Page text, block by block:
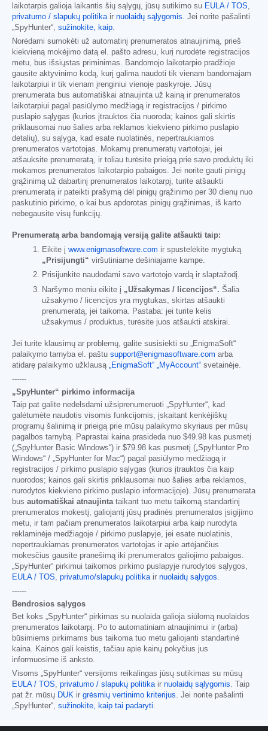
laikotarpis galioja laikantis šių sąlygų, jūsų sutikimo su EULA / TOS,
privatumo / slapukų politikair nuolaidų sąlygomis. Jei norite pašalinti
„SpyHunter“, sužinokite, kaip.
Norėdami sumokėti už automatinį prenumeratos atnaujinimą, prieš
kiekvieną mokėjimo datą el. pašto adresu, kurį nurodėte registracijos
metu, bus išsiųstas priminimas. Bandomojo laikotarpio pradžioje
gausite aktyvinimo kodą, kurį galima naudoti tik vienam bandomajam
laikotarpiui ir tik vienam įrenginiui vienoje paskyroje. Jūsų
prenumerata bus automatiškai atnaujinta už kainą ir prenumeratos
laikotarpiui pagal pasiūlymo medžiagą ir registracijos / pirkimo
puslapio sąlygas (kurios įtrauktos čia nuoroda; kainos gali skirtis
priklausomai nuo šalies arba reklamos kiekvieno pirkimo puslapio
detalių), su sąlyga, kad esate nuolatinės, nepertraukiamos
prenumeratos vartotojas. Mokamų prenumeratų vartotojai, jei
atšauksite prenumeratą, ir toliau turėsite prieigą prie savo produktų iki
mokamos prenumeratos laikotarpio pabaigos. Jei norite gauti pinigų
grąžinimą už dabartinį prenumeratos laikotarpį, turite atšaukti
prenumeratą ir pateikti prašymą dėl pinigų grąžinimo per 30 dienų nuo
paskutinio pirkimo, o kai bus apdorotas pinigų grąžinimas, iš karto
nebegausite visų funkcijų.
Prenumeratą arba bandomąją versiją galite atšaukti taip:
Eikite į www.enigmasoftware.com ir spustelėkite mygtuką
„Prisijungti“ viršutiniame dešiniajame kampe.
Prisijunkite naudodami savo vartotojo vardą ir slaptažodį.
Naršymo meniu eikite į „Užsakymas / licencijos“. Šalia
užsakymo / licencijos yra mygtukas, skirtas atšaukti
prenumeratą, jei taikoma. Pastaba: jei turite kelis
užsakymus / produktus, turėsite juos atšaukti atskirai.
Jei turite klausimų ar problemų, galite susisiekti su „EnigmaSoft“
palaikymo tarnyba el. paštu support@enigmasoftware.com arba
atidarę palaikymo užklausą
„EnigmaSoft“ „MyAccount“ svetainėje.
------
„SpyHunter“ pirkimo informacija
Taip pat galite nedelsdami užsiprenumeruoti „SpyHunter“, kad
galėtumėte naudotis visomis funkcijomis, įskaitant kenkėjiškų
programų šalinimą ir prieigą prie mūsų palaikymo skyriaus per mūsų
pagalbos tarnybą. Paprastai kaina prasideda nuo $49.98 kas pusmetį
(„SpyHunter Basic Windows“) ir $79.98 kas pusmetį („SpyHunter Pro
Windows“ / „SpyHunter for Mac“) pagal pasiūlymo medžiagą ir
registracijos / pirkimo puslapio sąlygas (kurios įtrauktos čia kaip
nuorodos; kainos gali skirtis priklausomai nuo šalies arba reklamos,
nurodytos kiekvieno pirkimo puslapio informacijoje). Jūsų prenumerata
bus automatiškai atnaujinta taikant tuo metu taikomą standartinį
prenumeratos mokestį, galiojantį jūsų pradinės prenumeratos įsigijimo
metu, ir tam pačiam prenumeratos laikotarpiui arba kaip nurodyta
reklaminėje medžiagoje / pirkimo puslapyje, jei esate nuolatinis,
nepertraukiamas prenumeratos vartotojas ir apie artėjančius
mokesčius gausite pranešimą iki prenumeratos galiojimo pabaigos.
„SpyHunter“ pirkimui taikomos pirkimo puslapyje nurodytos sąlygos,
EULA / TOS
privatumo/slapukų politika ir nuolaidų sąlygos
------
Bendrosios sąlygos
Bet koks „SpyHunter“ pirkimas su nuolaida galioja siūlomą nuolaidos
prenumeratos laikotarpį. Po to automatiniam atnaujinimui ir (arba)
būsimiems pirkimams bus taikoma tuo metu galiojanti standartinė
kaina. Kainos gali keistis, tačiau apie kainų pokyčius jus
informuosime iš anksto.
Visoms „SpyHunter“ versijoms reikalingas jūsų sutikimas su mūsų
EULA / TOS
privatumo / slapukų politika ir nuolaidų sąlygomis . Taip
pat žr. mūsų DUK ir grėsmių vertinimo kriterijus . Jei norite pašalinti
„SpyHunter“, sužinokite, kaip tai padaryti